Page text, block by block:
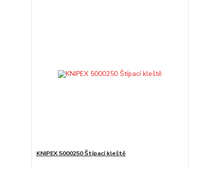
KNIPEX 5000250 Štípací kleště